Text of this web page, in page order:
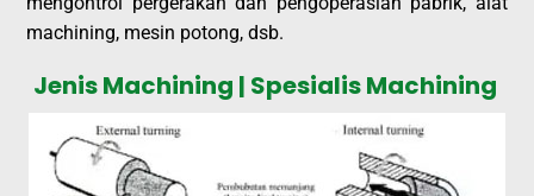
machining, mesin potong, dsb.
Jenis Machining | Spesialis Machining